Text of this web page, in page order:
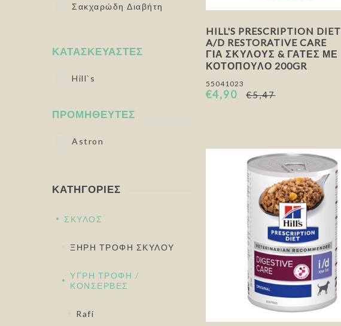
HILL'S PRESCRIPTION DIET
A/D RESTORATIVE CARE
ΓΙΑ ΣΚΎΛΟΥΣ & ΓΆΤΕΣ ΜΕ
ΚΟΤΌΠΟΥΛΟ 200GR
55041023
€4,90 €5,47
Σακχαρώδη Διαβήτη
ΚΑΤΑΣΚΕΥΑΣΤΈΣ
Hill`s
ΠΡΟΜΗΘΕΥΤΈΣ
Astron
ΚΑΤΗΓΟΡΊΕΣ
ΣΚΥΛΟΣ
ΞΗΡΗ ΤΡΟΦΗ ΣΚΥΛΟΥ
ΥΓΡΗ ΤΡΟΦΗ /
ΚΟΝΣΕΡΒΕΣ
Rafi